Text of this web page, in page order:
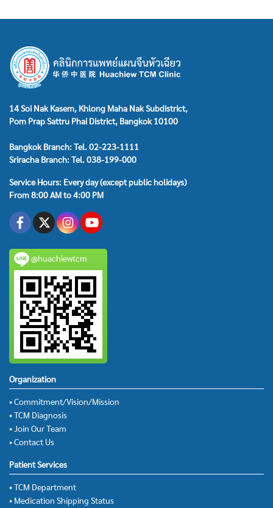
14 Soi Nak Kasem, Khlong Maha Nak Subdistrict,
Pom Prap Sattru Phai District, Bangkok 10100
Bangkok Branch: Tel. 02-223-1111
Sriracha Branch: Tel. 038-199-000
Service Hours: Every day (except public holidays)
From 8:00 AM to 4:00 PM
@huachiewtcm
Organization
• Commitment/Vision/Mission
• TCM Diagnosis
• Join Our Team
• Contact Us
Patient Services
• TCM Department
• Medication Shipping Status